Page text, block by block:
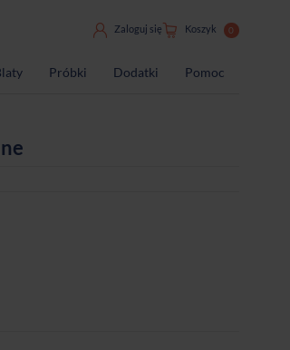
Zaloguj się Koszyk 0
Próbki Dodatki Pomoc